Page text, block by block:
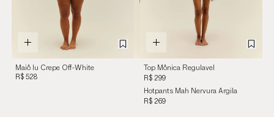
Maiô Iu Crepe Off-White
R$ 528
Top Mônica Regulavel
Nervura Argila Branca
R$ 299
Hotpants Mah Nervura Argila
Branca
R$ 269